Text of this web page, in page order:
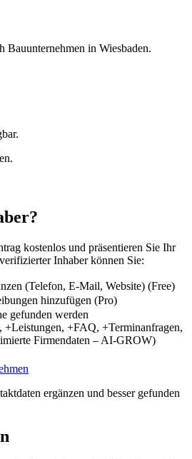
Bauunternehmen in Wiesbaden.
kostenlos und präsentieren Sie Ihr
Inhaber können Sie:
(Telefon, E-Mail, Website) (Free)
hinzufügen (Pro)
gefunden werden
+Leistungen, +FAQ, +Terminanfragen,
Firmendaten – AI-GROW)
ergänzen und besser gefunden